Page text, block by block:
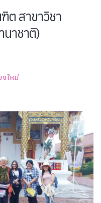
สาขาวิชา
าชาติ)
ใหม่